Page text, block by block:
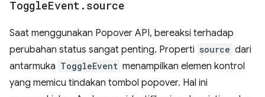
ToggleEvent . source
Saat menggunakan Popover API, bereaksi terhadap
perubahan status sangat penting. Properti source dari
antarmuka ToggleEvent menampilkan elemen kontrol
yang memicu tindakan tombol popover. Hal ini